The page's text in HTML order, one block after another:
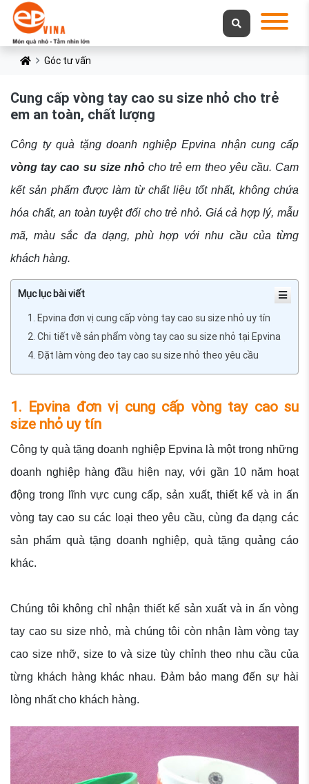
Góc tư vấn
Cung cấp vòng tay cao su size nhỏ cho trẻ
em an toàn, chất lượng
Công ty quà tặng doanh nghiệp Epvina nhận cung cấp
vòng tay cao su size nhỏcho trẻ em theo yêu cầu. Cam
kết sản phẩm được làm từ chất liệu tốt nhất, không chứa
hóa chất, an toàn tuyệt đối cho trẻ nhỏ. Giá cả hợp lý, mẫu
mã, màu sắc đa dạng, phù hợp với nhu cầu của từng
khách hàng.
Mục lục bài viết
1. Epvina đơn vị cung cấp vòng tay cao su size nhỏ uy tín
2. Chi tiết về sản phẩm vòng tay cao su size nhỏ tại Epvina
4. Đặt làm vòng đeo tay cao su size nhỏ theo yêu cầu
1. Epvina đơn vị cung cấp vòng tay cao su
size nhỏ uy tín
Công ty quà tặng doanh nghiệp Epvina là một trong những
doanh nghiệp hàng đầu hiện nay, với gần 10 năm hoạt
động trong lĩnh vực cung cấp, sản xuất, thiết kế và in ấn
vòng tay cao su các loại theo yêu cầu, cùng đa dạng các
sản phẩm quà tặng doanh nghiệp, quà tặng quảng cáo
khác.
Chúng tôi không chỉ nhận thiết kế sản xuất và in ấn vòng
tay cao su size nhỏ, mà chúng tôi còn nhận làm vòng tay
cao size nhỡ, size to và size tùy chỉnh theo nhu cầu của
từng khách hàng khác nhau. Đảm bảo mang đến sự hài
lòng nhất cho khách hàng.